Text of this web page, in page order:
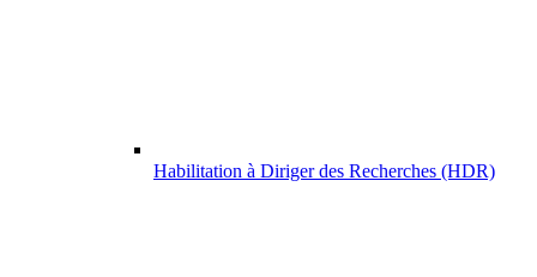
Habilitation à Diriger des Recherches (HDR)